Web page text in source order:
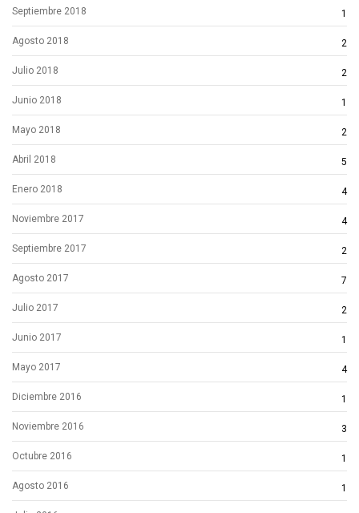
Septiembre 2018 1
Agosto 2018 2
Julio 2018 2
Junio 2018 1
Mayo 2018 2
Abril 2018 5
Enero 2018 4
Noviembre 2017 4
Septiembre 2017 2
Agosto 2017 7
Julio 2017 2
Junio 2017 1
Mayo 2017 4
Diciembre 2016 1
Noviembre 2016 3
Octubre 2016 1
Agosto 2016 1